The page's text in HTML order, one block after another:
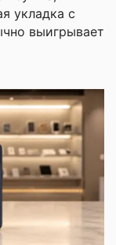
A725 3250
Cortex-A725
MC7
укладка с
выигрывает